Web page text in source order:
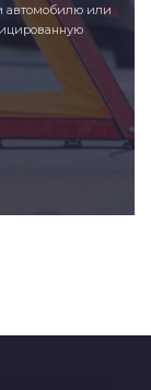
автомобилю или